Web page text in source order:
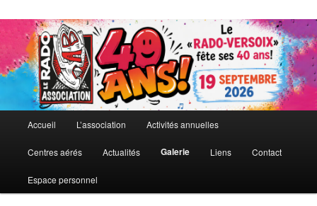
principal
Aller
au
contenu
Accueil L’association Activités annuelles
Centres aérés Actualités Galerie Liens Contact
Espace personnel